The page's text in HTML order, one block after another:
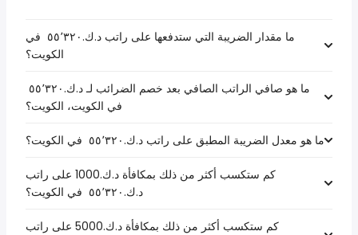
ما مقدار الضريبة التي ستدفعها على راتب د.ك.‏٥٥٬٣٢٠ ‏ في
الكويت؟
في الكويت، الكويت؟
ما هو معدل الضريبة المطبق على راتب د.ك.‏٥٥٬٣٢٠ ‏ في الكويت؟
كم ستكسب أكثر من ذلك بمكافأة د.ك.1000 على راتب
د.ك.‏٥٥٬٣٢٠ ‏ في الكويت؟
كم ستكسب أكثر من ذلك بمكافأة د.ك.5000 على راتب